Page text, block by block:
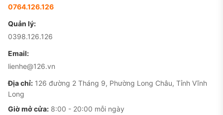
0764.126.126
Quản lý:
0398.126.126
Email:
lienhe@126.vn
Địa chỉ: 126 đường 2 Tháng 9, Phường Long Châu, Tỉnh Vĩnh
Long
Giờ mở cửa: 8:00 - 20:00 mỗi ngày